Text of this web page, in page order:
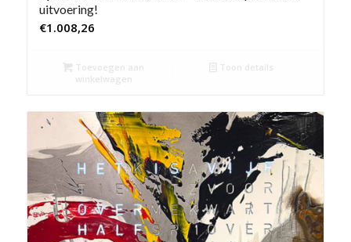
uitvoering!
€1.008,26
Toevoegen aan
winkelwagen
Toon details